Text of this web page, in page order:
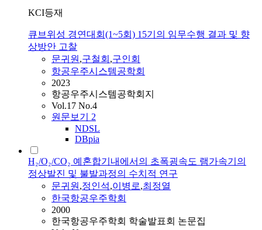
KCI등재
큐브위성 경연대회(1~5회) 15기의 임무수행 결과 및 향
상방안 고찰
문귀원,구철회 ,구인회
항공우주시스템공학회
2023
항공우주시스템공학회지
Vol.17 No.4
원문보기 2
NDSL
DBpia
H₂/O₂/CO₂ 예혼합기내에서의 초폭굉속도 램가속기의
정상발진 및 불발과정의 수치적 연구
문귀원,정인석,이병로,최정열
한국항공우주학회
2000
한국항공우주학회 학술발표회 논문집